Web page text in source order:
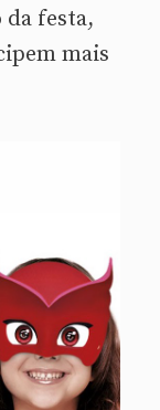
festa,
mais